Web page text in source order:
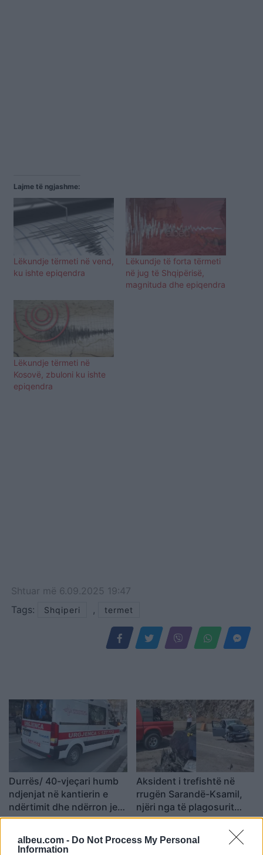
albeu.com - Do Not Process My Personal
Information
Lajme të ngjashme:
Lëkundje tërmeti në vend,
ku ishte epiqendra
Lëkundje të forta tërmeti
në jug të Shqipërisë,
magnituda dhe epiqendra
Lëkundje tërmeti në
Kosovë, zbuloni ku ishte
epiqendra
Shtuar më 6.09.2025 19:47
Tags:
Shqiperi , termet
Durrës/ 40-vjeçari humb
ndjenjat në kantierin e
ndërtimit dhe ndërron jetë
në spital
Aksident i trefishtë në
rrugën Sarandë-Ksamil,
njëri nga të plagosurit
dërgohet në spitalin e